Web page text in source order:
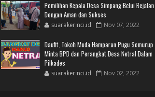
Pemilihan Kepala Desa Simpang Belui Bejalan
Dengan Aman dan Sukses
suarakerinci.id Nov 07, 2022
Daufit, Tokoh Muda Hamparan Pugu Semurup
Minta BPD dan Perangkat Desa Netral Dalam
Pilkades
suarakerinci.id Nov 02, 2022